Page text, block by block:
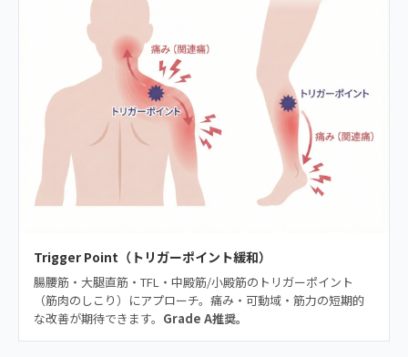
Trigger Point（トリガーポイント緩和）
腸腰筋・大腿直筋・TFL・中殿筋/小殿筋のトリガーポイント
（筋肉のしこり）にアプローチ。痛み・可動域・筋力の短期的
な改善が期待できます。 Grade A推奨。